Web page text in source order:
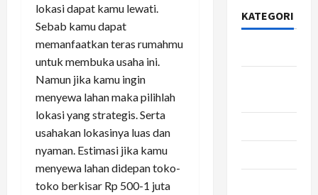
lokasi dapat kamu lewati.
Sebab kamu dapat
memanfaatkan teras rumahmu
untuk membuka usaha ini.
Namun jika kamu ingin
menyewa lahan maka pilihlah
lokasi yang strategis. Serta
usahakan lokasinya luas dan
nyaman. Estimasi jika kamu
menyewa lahan didepan toko-
toko berkisar Rp 500-1 juta
KATEGORI